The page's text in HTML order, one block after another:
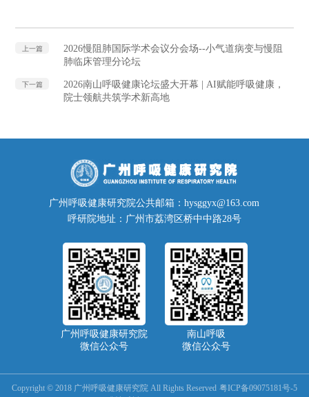
上一篇
2026慢阻肺国际学术会议分会场--小气道病变与慢阻
肺临床管理分论坛
下一篇
2026南山呼吸健康论坛盛大开幕 | AI赋能呼吸健康，
院士领航共筑学术新高地
广州呼吸健康研究院公共邮箱：hysggyx@163.com
呼研院地址：广州市荔湾区桥中中路28号
广州呼吸健康研究院
微信公众号
南山呼吸
微信公众号
Copyright © 2018 广州呼吸健康研究院 All Rights Reserved 粤ICP备09075181号-5